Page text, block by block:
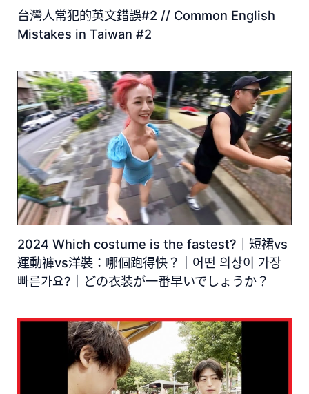
台灣人常犯的英文錯誤#2 // Common English
Mistakes in Taiwan #2
2024 Which costume is the fastest?｜短裙vs
運動褲vs洋裝：哪個跑得快？｜어떤 의상이 가장
빠른가요?｜どの衣装が一番早いでしょうか？